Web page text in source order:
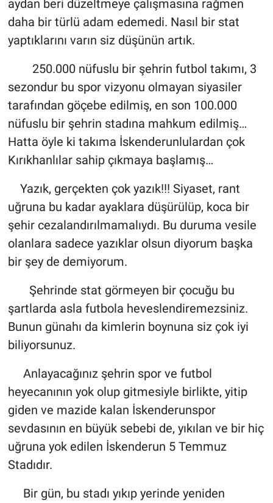
aydan beri düzeltmeye çalışmasına rağmen
daha bir türlü adam edemedi. Nasıl bir stat
yaptıklarını varın siz düşünün artık.
250.000 nüfuslu bir şehrin futbol takımı, 3
sezondur bu spor vizyonu olmayan siyasiler
tarafından göçebe edilmiş, en son 100.000
nüfuslu bir şehrin stadına mahkum edilmiş…
Hatta öyle ki takıma İskenderunlulardan çok
Kırıkhanlılar sahip çıkmaya başlamış…
Yazık, gerçekten çok yazık!!! Siyaset, rant
uğruna bu kadar ayaklara düşürülüp, koca bir
şehir cezalandırılmamalıydı. Bu duruma vesile
olanlara sadece yazıklar olsun diyorum başka
bir şey de demiyorum.
Şehrinde stat görmeyen bir çocuğu bu
şartlarda asla futbola heveslendiremezsiniz.
Bunun günahı da kimlerin boynuna siz çok iyi
biliyorsunuz.
Anlayacağınız şehrin spor ve futbol
heyecanının yok olup gitmesiyle birlikte, yitip
giden ve mazide kalan İskenderunspor
sevdasının en büyük sebebi de, yıkılan ve bir hiç
uğruna yok edilen İskenderun 5 Temmuz
Stadıdır.
Bir gün, bu stadı yıkıp yerinde yeniden